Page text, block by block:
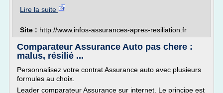
Lire la suite
Site : http://www.infos-assurances-apres-resiliation.fr
Comparateur Assurance Auto pas chere :
malus, résilié ...
Personnalisez votre contrat Assurance auto avec plusieurs
formules au choix.
Leader comparateur Assurance sur internet. Le principe est